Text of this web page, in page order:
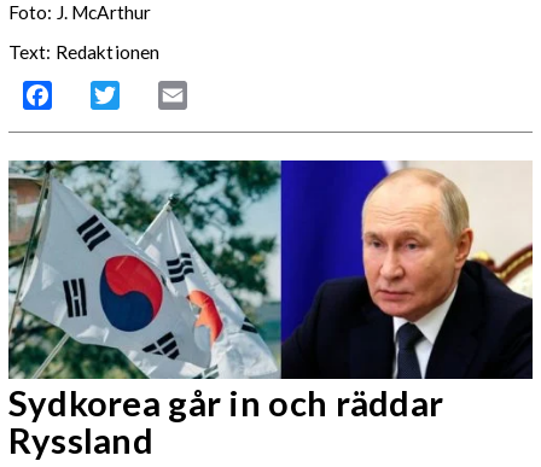
Foto: J. McArthur
Text: Redaktionen
Facebook Twitter
Sydkorea går in och räddar
Ryssland